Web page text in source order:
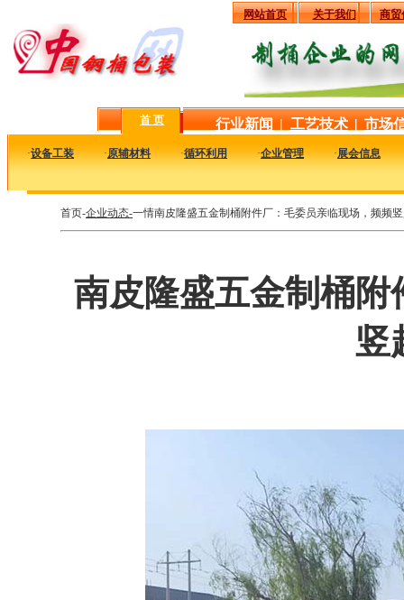
网站首页 关于我们 商贸
首 页 行业新闻 | 工艺技术 | 市场
·设备工装 ·原辅材料 ·循环利用 ·企业管理 ·展会信息
首页-企业动态-一情南皮隆盛五金制桶附件厂：毛委员亲临现场，频频
南皮隆盛五金制桶
竖